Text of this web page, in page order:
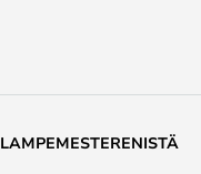
LAMPEMESTERENISTÄ